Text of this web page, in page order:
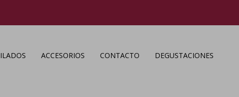
ACCESORIOS CONTACTO DEGUSTACIONES